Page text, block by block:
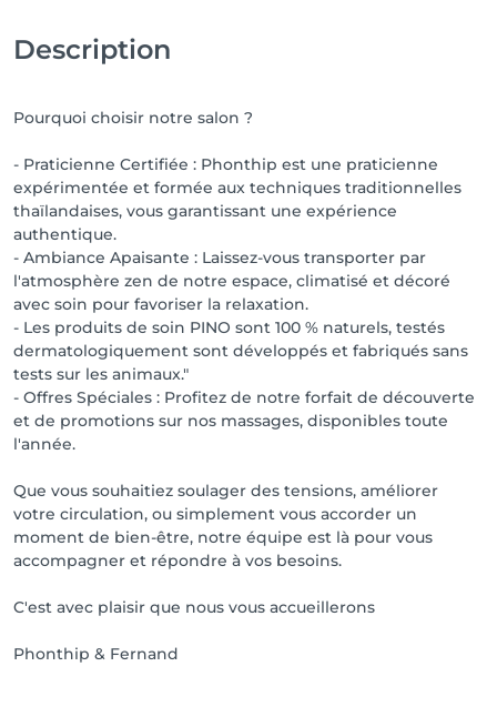
Description
Pourquoi choisir notre salon ?
- Praticienne Certifiée : Phonthip est une praticienne
expérimentée et formée aux techniques traditionnelles
thaïlandaises, vous garantissant une expérience
authentique.
- Ambiance Apaisante : Laissez-vous transporter par
l'atmosphère zen de notre espace, climatisé et décoré
avec soin pour favoriser la relaxation.
- Les produits de soin PINO sont 100 % naturels, testés
dermatologiquement sont développés et fabriqués sans
tests sur les animaux."
- Offres Spéciales : Profitez de notre forfait de découverte
et de promotions sur nos massages, disponibles toute
l'année.
Que vous souhaitiez soulager des tensions, améliorer
votre circulation, ou simplement vous accorder un
moment de bien-être, notre équipe est là pour vous
accompagner et répondre à vos besoins.
C'est avec plaisir que nous vous accueillerons